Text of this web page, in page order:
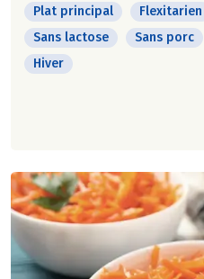
Plat principal Flexitarien
Sans lactose
Sans porc
Hiver